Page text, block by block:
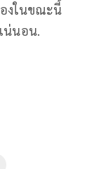
งในขณะนี้
น่นอน.